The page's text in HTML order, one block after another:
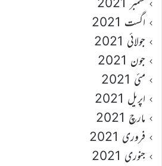
اگست 2021
جولائی 2021
جون 2021
مئی 2021
اپریل 2021
مارچ 2021
فروری 2021
جنوری 2021